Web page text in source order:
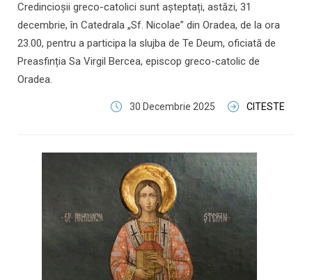
Credincioșii greco-catolici sunt așteptați, astăzi, 31
decembrie, în Catedrala „Sf. Nicolae” din Oradea, de la ora
23.00, pentru a participa la slujba de Te Deum, oficiată de
Preasfinția Sa Virgil Bercea, episcop greco-catolic de
Oradea.
30 Decembrie 2025 CITESTE